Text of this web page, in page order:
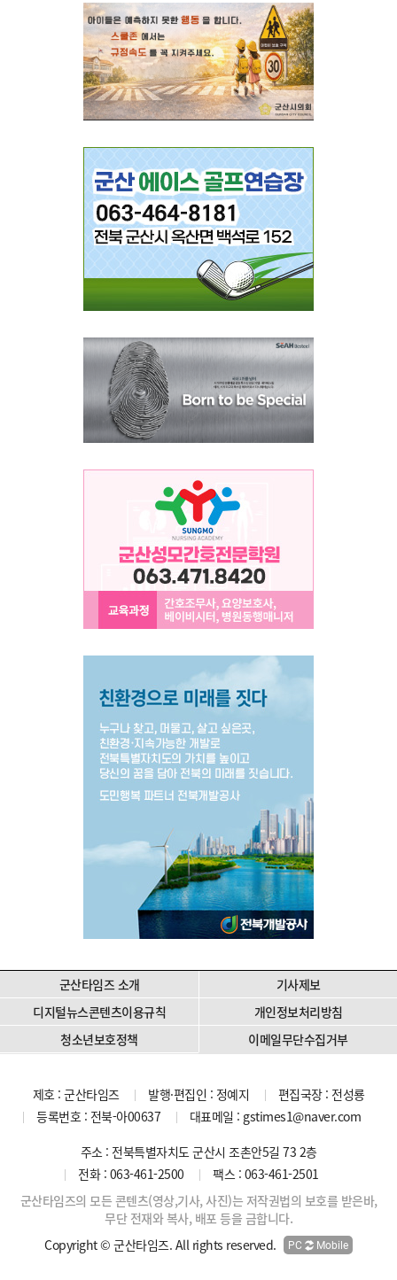
군산타임즈 소개
기사제보
디지털뉴스콘텐츠이용규칙
개인정보처리방침
청소년보호정책
이메일무단수집거부
제호 : 군산타임즈 발행·편집인 : 정예지
편집국장 : 전성룡
등록번호 : 전북-아00637
대표메일 : gstimes1@naver.com
주소 : 전북특별자치도 군산시 조촌안5길 73 2층
전화 : 063-461-2500
팩스 : 063-461-2501
군산타임즈의 모든 콘텐츠(영상,기사, 사진)는 저작권법의 보호를 받은바,
무단 전재와 복사, 배포 등을 금합니다.
Copyright © 군산타임즈. All rights reserved.
PC Mobile